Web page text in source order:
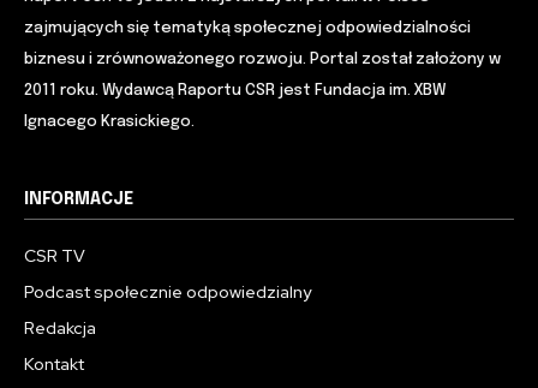
zajmujących się tematyką społecznej odpowiedzialności
biznesu i zrównoważonego rozwoju. Portal został założony w
2011 roku. Wydawcą Raportu CSR jest Fundacja im. XBW
Ignacego Krasickiego.
INFORMACJE
CSR TV
Podcast społecznie odpowiedzialny
Redakcja
Kontakt